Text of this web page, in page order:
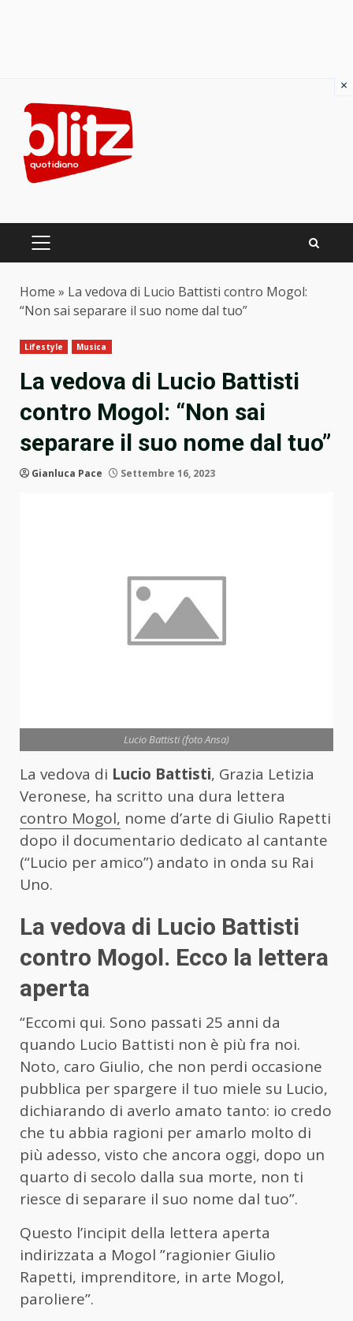
content
PRIMARY
Home » La vedova di Lucio Battisti contro Mogol:
“Non sai separare il suo nome dal tuo”
Lifestyle Musica
La vedova di Lucio Battisti
contro Mogol: “Non sai
separare il suo nome dal tuo”
Gianluca Pace Settembre 16, 2023
Lucio Battisti (foto Ansa)
La vedova di Lucio Battisti, Grazia Letizia
Veronese, ha scritto una dura lettera
contro Mogol, nome d’arte di Giulio Rapetti
dopo il documentario dedicato al cantante
(“Lucio per amico”) andato in onda su Rai
Uno.
La vedova di Lucio Battisti
contro Mogol. Ecco la lettera
aperta
“Eccomi qui. Sono passati 25 anni da
quando Lucio Battisti non è più fra noi.
Noto, caro Giulio, che non perdi occasione
pubblica per spargere il tuo miele su Lucio,
dichiarando di averlo amato tanto: io credo
che tu abbia ragioni per amarlo molto di
più adesso, visto che ancora oggi, dopo un
quarto di secolo dalla sua morte, non ti
riesce di separare il suo nome dal tuo”.
Questo l’incipit della lettera aperta
indirizzata a Mogol ”ragionier Giulio
Rapetti, imprenditore, in arte Mogol,
paroliere”.
×